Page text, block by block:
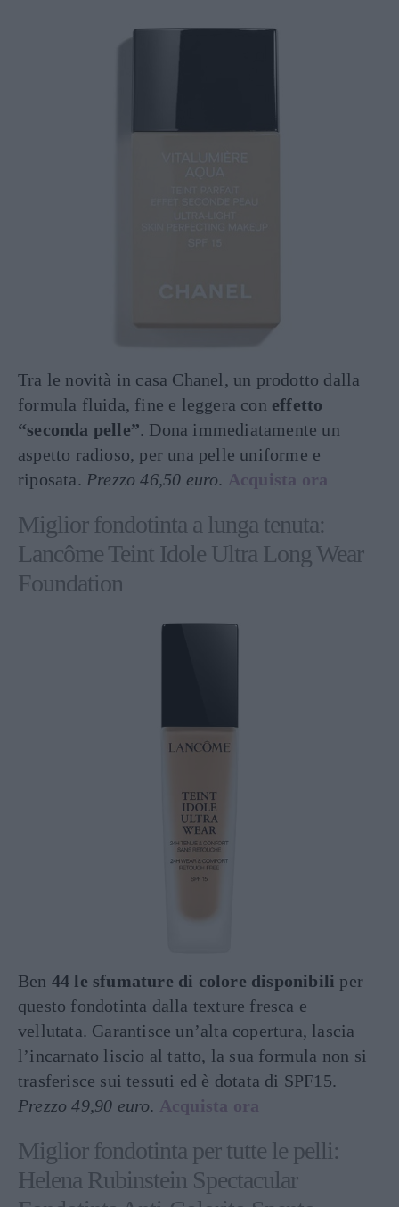
Tra le novità in casa Chanel, un prodotto dalla
formula fluida, fine e leggera con effetto
“seconda pelle”. Dona immediatamente un
aspetto radioso, per una pelle uniforme e
riposata. Prezzo 46,50 euro. Acquista ora
Miglior fondotinta a lunga tenuta:
Lancôme Teint Idole Ultra Long Wear
Foundation
Ben 44 le sfumature di colore disponibili per
questo fondotinta dalla texture fresca e
vellutata. Garantisce un’alta copertura, lascia
l’incarnato liscio al tatto, la sua formula non si
trasferisce sui tessuti ed è dotata di SPF15.
Prezzo 49,90 euro. Acquista ora
Miglior fondotinta per tutte le pelli:
Helena Rubinstein Spectacular